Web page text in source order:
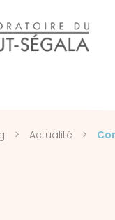
> Actualité >